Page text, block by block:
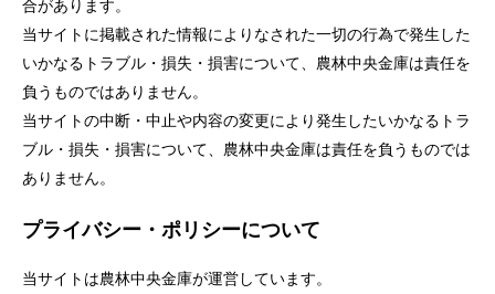
困った時は
合があります。
当サイトに掲載された情報によりなされた一切の行為で発生した
いかなるトラブル・損失・損害について、農林中央金庫は責任を
負うものではありません。
当サイトの中断・中止や内容の変更により発生したいかなるトラ
ブル・損失・損害について、農林中央金庫は責任を負うものでは
ありません。
プライバシー・ポリシーについて
当サイトは農林中央金庫が運営しています。